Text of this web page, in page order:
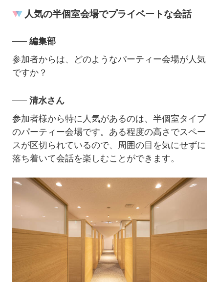
人気の半個室会場でプライベートな会話
編集部
参加者からは、どのようなパーティー会場が人気
ですか？
清水さん
参加者様から特に人気があるのは、半個室タイプ
のパーティー会場です。ある程度の高さでスペー
スが区切られているので、周囲の目を気にせずに
落ち着いて会話を楽しむことができます。